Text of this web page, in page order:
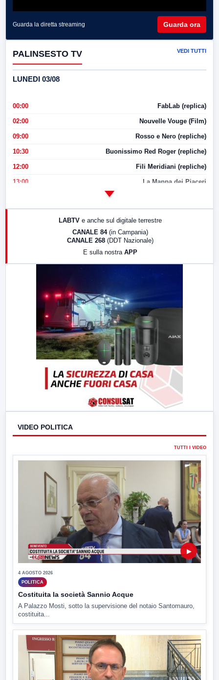
Guarda la diretta streaming Guarda ora
PALINSESTO TV VEDI TUTTI
LUNEDI 03/08
00:00 FabLab (replica)
02:00 Nouvelle Vouge (Film)
09:00 Rosso e Nero (repliche)
10:30 Buonissimo Red Roger (repliche)
12:00 Fili Meridiani (repliche)
13:00 La Mappa dei Piaceri
LABTV e anche sul digitale terrestre
CANALE 84 (in Campania)
CANALE 268 (DDT Nazionale)
E sulla nostra APP
VIDEO POLITICA
TUTTI I VIDEO
▶
4 AGOSTO 2026
POLITICA
Costituita la società Sannio Acque
A Palazzo Mosti, sotto la supervisione del notaio Santomauro,
costituita...